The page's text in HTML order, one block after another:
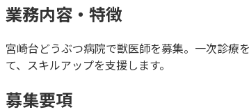
業務内容・特徴
宮崎台どうぶつ病院で獣医師を募集。一次診療
て、スキルアップを支援します。
募集要項